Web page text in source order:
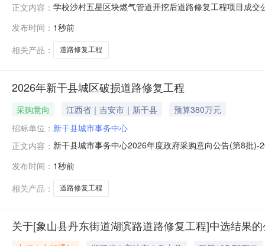
正文内容： 学校沙村五星区块燃气管道开挖后道路修复工程项目成
代码项目负责人报价（万元）工期要求(天)质量1杭州帮
发布时间： 1秒前
相关产品：
道路修复工程
2026年新干县城区破损道路修复工程
采购意向 江西省｜吉安市｜新干县
预算380万元
招标单位： 新干县城市事务中心
正文内容： 新干县城市事务中心2026年度政府采购意向公告(第8批
概况：采购内容:2026年新干县城区破损道路修复工程
发布时间： 1秒前
相关产品：
道路修复工程
关于[象山县丹东街道湖滨路道路修复工程]中选结果